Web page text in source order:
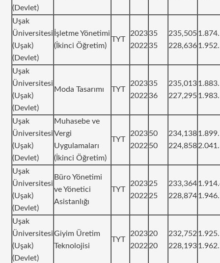
(Devlet)
Uşak
Üniversitesi
(Uşak)
(Devlet)
İşletme Yönetimi
(İkinci Öğretim)
TYT
2023
2022
35
35
235,505
228,636
Uşak
Üniversitesi
(Uşak)
(Devlet)
Moda Tasarımı TYT
2023
2022
35
36
235,013
227,295
Uşak
Üniversitesi
(Uşak)
(Devlet)
Muhasebe ve
Vergi
Uygulamaları
(İkinci Öğretim)
TYT
2023
2022
50
50
234,138
224,858
Uşak
Üniversitesi
(Uşak)
(Devlet)
Büro Yönetimi
ve Yönetici
Asistanlığı
TYT
2023
2022
25
25
233,364
228,874
Uşak
Üniversitesi
(Uşak)
(Devlet)
Giyim Üretim
Teknolojisi
TYT
2023
2022
20
20
232,752
228,193